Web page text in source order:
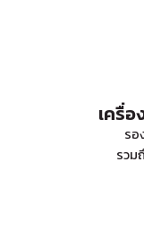
เครื่
รอ
รวม